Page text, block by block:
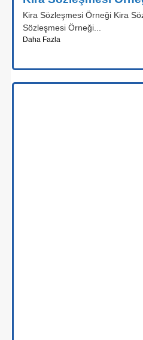
Kira Sözleşmesi Örneği Kira
Sözleşmesi Örneği...
Daha Fazla